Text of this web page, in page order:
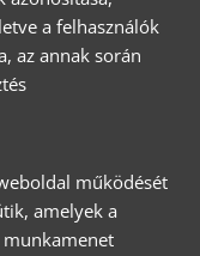
a felhasználók
az annak során
működését
amelyek a